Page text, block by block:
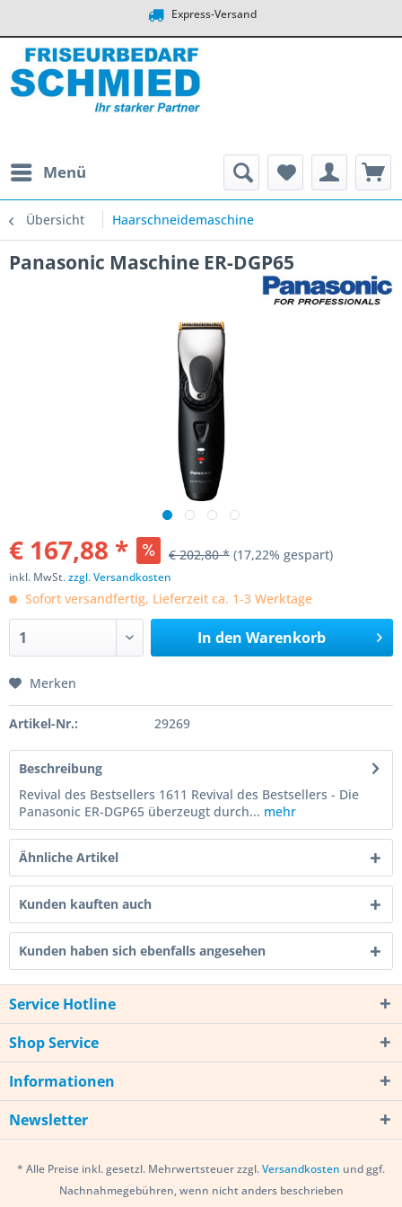
Express-Versand
Menü
Übersicht Haarschneidemaschine
Panasonic Maschine ER-DGP65
€ 167,88 * € 202,80 * (17,22% gespart)
inkl. MwSt.zzgl. Versandkosten
Sofort versandfertig, Lieferzeit ca. 1-3 Werktage
In den Warenkorb
Merken
Artikel-Nr.: 29269
Beschreibung
Revival des Bestsellers 1611 Revival des Bestsellers - Die
Panasonic ER-DGP65 überzeugt durch... mehr
Ähnliche Artikel
Kunden kauften auch
Kunden haben sich ebenfalls angesehen
Service Hotline
Shop Service
Informationen
Newsletter
* Alle Preise inkl. gesetzl. Mehrwertsteuer zzgl.Versandkosten und ggf.
Nachnahmegebühren, wenn nicht anders beschrieben